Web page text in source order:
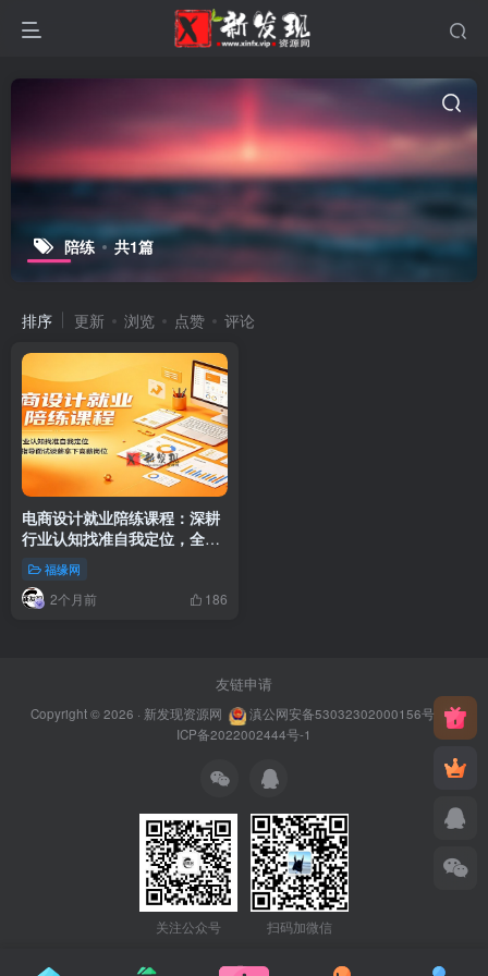
陪练 共1篇
排序 更新 浏览 点赞 评论
电商设计就业陪练课程：深耕
行业认知找准自我定位，全流
程指导面试谈薪拿下高薪岗位
福缘网
2个月前 186
友链申请
Copyright © 2026 · 新发现资源网 滇公网安备53032302000156号
滇
ICP备2022002444号-1
关注公众号 扫码加微信